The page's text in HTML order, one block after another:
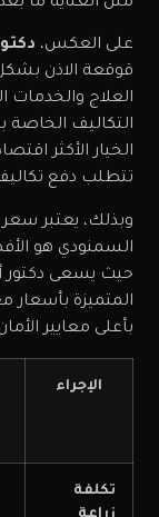
على العكس،
قوقعة الاذن بشكل
العلاج
التكاليف الخاصة
الخيار الأكثر
تتطلب دفع
وبذلك، يعتبر سعر
السمنودي هو
حيث يسعى دكتور
المتميزة بأسعار
بأعلى معايير
الإجراء
تكلفة